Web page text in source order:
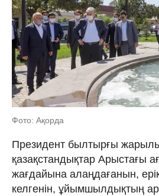
Фото: Ақорда
Президент былтырғы
қазақстандықтар Арыстағы
жағдайына алаңдағанын,
келгенін, ұйымшылдықтың